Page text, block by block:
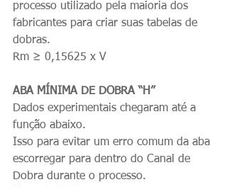
processo utilizado pela maioria dos
fabricantes para criar suas tabelas de
dobras.
Rm ≥ 0,15625 x V
ABA MÍNIMA DE DOBRA “H”
Dados experimentais chegaram até a
função abaixo.
Isso para evitar um erro comum da aba
escorregar para dentro do Canal de
Dobra durante o processo.